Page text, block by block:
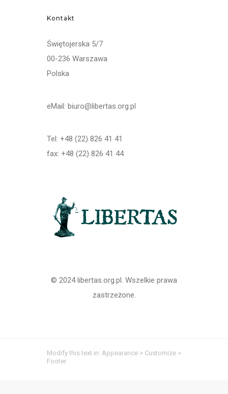
Kontakt
Świętojerska 5/7
00-236 Warszawa
Polska
eMail: biuro@libertas.org.pl
Tel: +48 (22) 826 41 41
fax: +48 (22) 826 41 44
© 2024 libertas.org.pl. Wszelkie prawa
zastrzeżone.
Modify this text in: Appearance > Customize >
Footer